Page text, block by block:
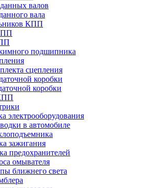
валов
вала
КПП
подшипника
сцепления
коробки
коробки
электрооборудования
в автомобиле
зажигания
предохранителей
омывателя
ближнего света